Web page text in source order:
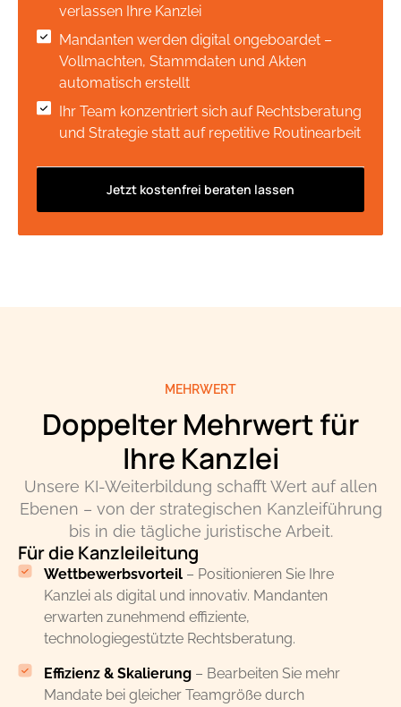
verlassen Ihre Kanzlei
Mandanten werden digital ongeboardet –
Vollmachten, Stammdaten und Akten
automatisch erstellt
Ihr Team konzentriert sich auf Rechtsberatung
und Strategie statt auf repetitive Routinearbeit
Jetzt kostenfrei beraten lassen
Doppelter Mehrwert für
Ihre Kanzlei
MEHRWERT
Unsere KI-Weiterbildung schafft Wert auf allen
Ebenen – von der strategischen Kanzleiführung
bis in die tägliche juristische Arbeit.
Für die Kanzleileitung
Wettbewerbsvorteil – Positionieren Sie Ihre
Kanzlei als digital und innovativ. Mandanten
erwarten zunehmend effiziente,
technologiegestützte Rechtsberatung.
Effizienz & Skalierung – Bearbeiten Sie mehr
Mandate bei gleicher Teamgröße durch